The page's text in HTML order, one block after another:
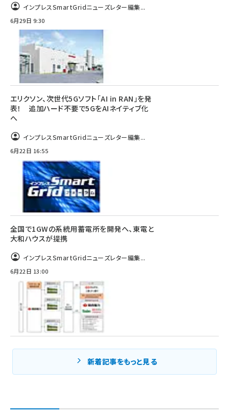
インプレスSmartGridニューズレター編集...
6月29日 9:30
エリクソン、次世代5Gソフト「AI in RAN」を発
表！ 追加ハード不要で5GをAIネイティブ化
へ
インプレスSmartGridニューズレター編集...
6月22日 16:55
全国で1GWの系統用蓄電所を開発へ、東電と
大和ハウスが提携
インプレスSmartGridニューズレター編集...
6月22日 13:00
新着記事をもっと見る